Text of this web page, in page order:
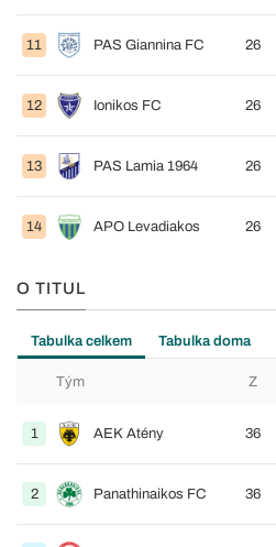
11 PAS Giannina FC 26
12 Ionikos FC 26
13 PAS Lamia 1964 26
14 APO Levadiakos 26
O TITUL
Tabulka celkem Tabulka doma
Tým Z
1 AEK Atény 36
2 Panathinaikos FC 36